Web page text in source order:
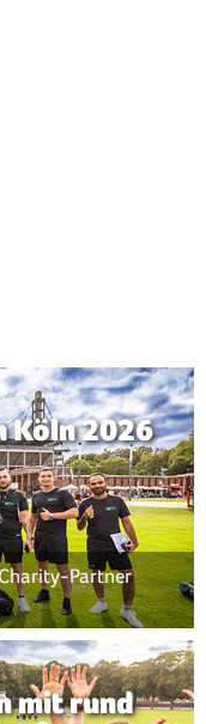
Köln 2026
Partner
mit rund